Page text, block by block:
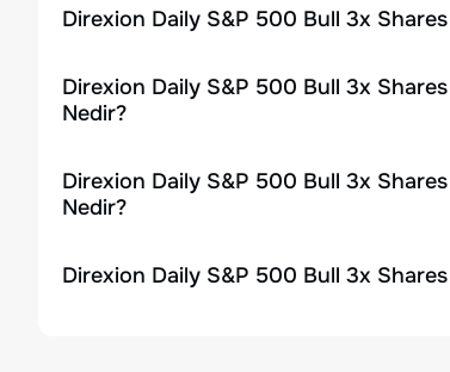
Direxion Daily S&P 500 Bull 3x
Direxion Daily S&P 500 Bull 3x
Nedir?
Direxion Daily S&P 500 Bull 3x
Nedir?
Direxion Daily S&P 500 Bull 3x